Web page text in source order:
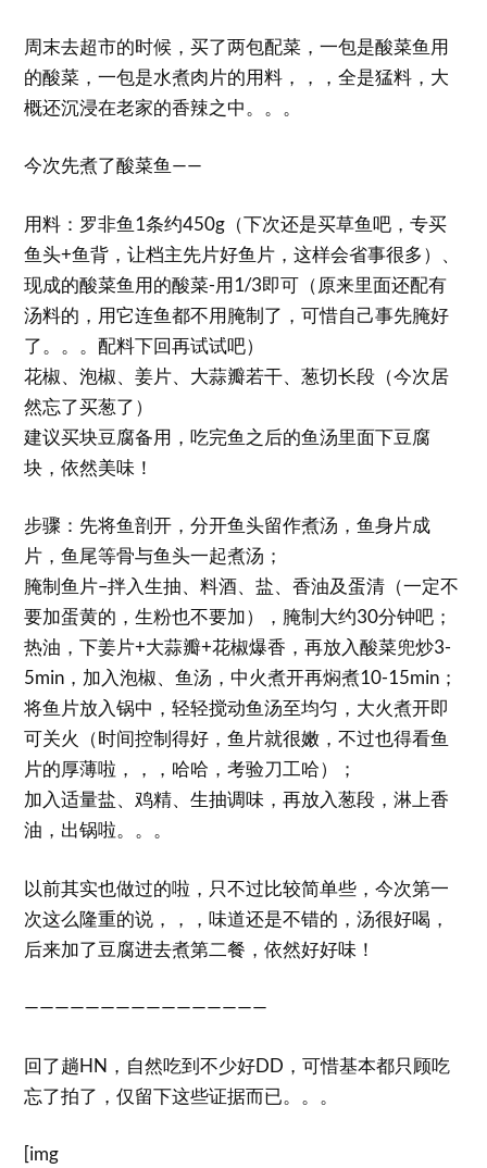
周末去超市的时候，买了两包配菜，一包是酸菜鱼用
的酸菜，一包是水煮肉片的用料，，，全是猛料，大
概还沉浸在老家的香辣之中。。。
今次先煮了酸菜鱼——
用料：罗非鱼1条约450g（下次还是买草鱼吧，专买
鱼头+鱼背，让档主先片好鱼片，这样会省事很多）、
现成的酸菜鱼用的酸菜-用1/3即可（原来里面还配有
汤料的，用它连鱼都不用腌制了，可惜自己事先腌好
了。。。配料下回再试试吧）
花椒、泡椒、姜片、大蒜瓣若干、葱切长段（今次居
然忘了买葱了）
建议买块豆腐备用，吃完鱼之后的鱼汤里面下豆腐
块，依然美味！
步骤：先将鱼剖开，分开鱼头留作煮汤，鱼身片成
片，鱼尾等骨与鱼头一起煮汤；
腌制鱼片–拌入生抽、料酒、盐、香油及蛋清（一定不
要加蛋黄的，生粉也不要加），腌制大约30分钟吧；
热油，下姜片+大蒜瓣+花椒爆香，再放入酸菜兜炒3-
5min，加入泡椒、鱼汤，中火煮开再焖煮10-15min；
将鱼片放入锅中，轻轻搅动鱼汤至均匀，大火煮开即
可关火（时间控制得好，鱼片就很嫩，不过也得看鱼
片的厚薄啦，，，哈哈，考验刀工哈）；
加入适量盐、鸡精、生抽调味，再放入葱段，淋上香
油，出锅啦。。。
以前其实也做过的啦，只不过比较简单些，今次第一
次这么隆重的说，，，味道还是不错的，汤很好喝，
后来加了豆腐进去煮第二餐，依然好好味！
————————————————
回了趟HN，自然吃到不少好DD，可惜基本都只顾吃
忘了拍了，仅留下这些证据而已。。。
[img